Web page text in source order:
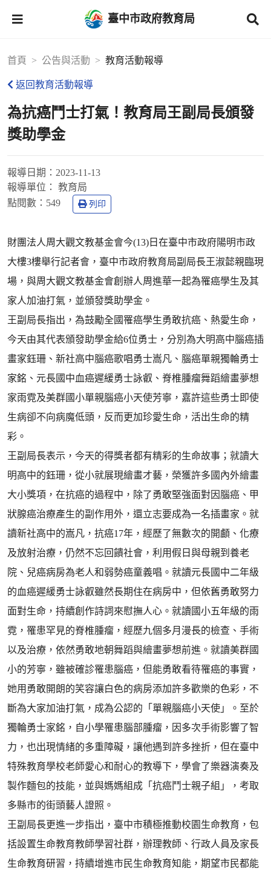
臺中市政府教育局
首頁 公告與活動 教育活動報導
返回教育活動報導
為抗癌鬥士打氣！教育局王副局長頒發
獎助學金
報導日期： 2023-11-13
報導單位：
教育局
點閱數： 549 列印
財團法人周大觀文教基金會今(13)日在臺中市政府陽明市政
大樓3樓舉行記者會，臺中市政府教育局副局長王淑懿親臨現
場，與周大觀文教基金會創辦人周進華一起為罹癌學生及其
家人加油打氣，並頒發獎助學金。
王副局長指出，為鼓勵全國罹癌學生勇敢抗癌、熱愛生命，
今天由其代表頒發助學金給6位勇士，分別為大明高中腦癌插
畫家鈺珊、新社高中腦癌歌唱勇士嵩凡、腦癌單親獨輪勇士
家銘、元長國中血癌遲緩勇士詠叡、脊椎腫瘤舞蹈繪畫夢想
家雨霓及美群國小單親腦癌小天使芳寧，嘉許這些勇士即使
生病卻不向病魔低頭，反而更加珍愛生命，活出生命的精
彩。
王副局長表示，今天的得獎者都有精彩的生命故事；就讀大
明高中的鈺珊，從小就展現繪畫才藝，榮獲許多國內外繪畫
大小獎項，在抗癌的過程中，除了勇敢堅強面對因腦癌、甲
狀腺癌治療產生的副作用外，還立志要成為一名插畫家。就
讀新社高中的嵩凡，抗癌17年，經歷了無數次的開顱、化療
及放射治療，仍然不忘回饋社會，利用假日與母親到養老
院、兒癌病房為老人和弱勢癌童義唱。就讀元長國中二年級
的血癌遲緩勇士詠叡雖然長期住在病房中，但依舊勇敢努力
面對生命，持續創作詩詞來慰撫人心。就讀國小五年級的雨
霓，罹患罕見的脊椎腫瘤，經歷九個多月漫長的檢查、手術
以及治療，依然勇敢地朝舞蹈與繪畫夢想前進。就讀美群國
小的芳寧，雖被確診罹患腦癌，但能勇敢看待罹癌的事實，
她用勇敢開朗的笑容讓白色的病房添加許多歡樂的色彩，不
斷為大家加油打氣，成為公認的「單親腦癌小天使」。至於
獨輪勇士家銘，自小學罹患腦部腫瘤，因多次手術影響了智
力，也出現情緒的多重障礙，讓他遇到許多挫折，但在臺中
特殊教育學校老師愛心和耐心的教導下，學會了樂器演奏及
製作麵包的技能，並與媽媽組成「抗癌鬥士親子組」，考取
多縣市的街頭藝人證照。
王副局長更進一步指出，臺中市積極推動校園生命教育，包
括設置生命教育教師學習社群，辦理教師、行政人員及家長
生命教育研習，持續增進市民生命教育知能，期望市民都能